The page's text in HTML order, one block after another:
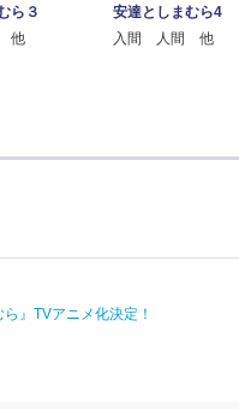
ら３
他
安達としまむら4
入間 人間 他
』TVアニメ化決定！